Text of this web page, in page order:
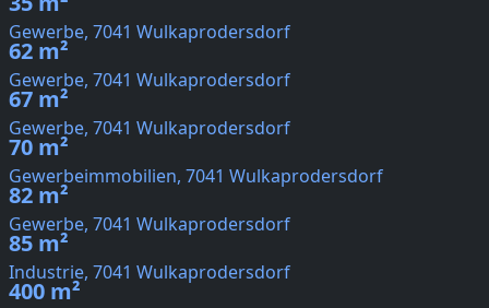
Gewerbe, 7041 Wulkaprodersdorf
62 m²
Gewerbe, 7041 Wulkaprodersdorf
67 m²
Gewerbe, 7041 Wulkaprodersdorf
70 m²
Gewerbeimmobilien, 7041 Wulkaprodersdorf
82 m²
Gewerbe, 7041 Wulkaprodersdorf
85 m²
Industrie, 7041 Wulkaprodersdorf
400 m²